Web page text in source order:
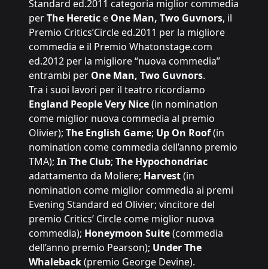
Standard ed.2011 categoria miglior commedia
perThe Heretic e One Man, Two Guvnors, il
Premio Critics’Circle ed.2011 per la migliore
commedia e il Premio Whatonstage.com
ed.2012 per la migliore “nuova commedia”
entrambi per One Man, Two Guvnors.
Tra i suoi lavori per il teatro ricordiamo
England People Very Nice(in nomination
come miglior nuova commedia al premio
Olivier); The English Game; Up On Roof(in
nomination come commedia dell’anno premio
TMA); In The Club; The Hypochondriac
adattamento da Moliere; Harvest(in
nomination come miglior commedia ai premi
Evening Standard ed Olivier; vincitore del
premio Critics’ Circle come miglior nuova
commedia); Honeymoon Suite(commedia
dell’anno premio Pearson); Under The
Whaleback(premio George Devine).